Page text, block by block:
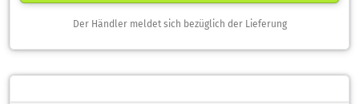
Der Händler meldet sich bezüglich der Lieferung